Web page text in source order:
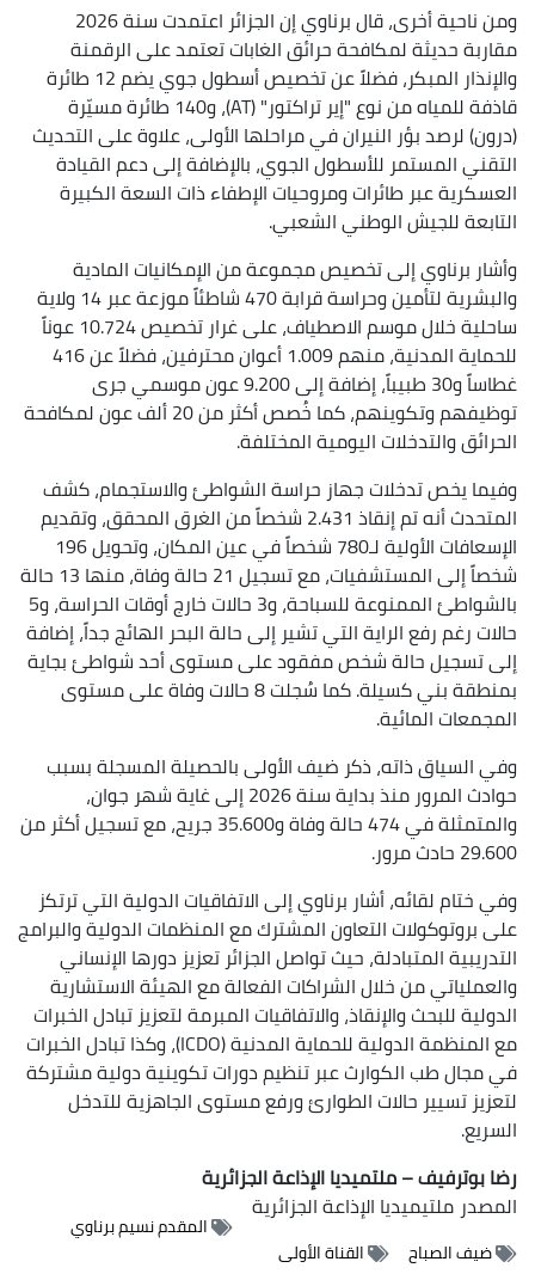
ومن ناحية أخرى، قال برناوي إن الجزائر اعتمدت سنة 2026
مقاربة حديثة لمكافحة حرائق الغابات تعتمد على الرقمنة
والإنذار المبكر، فضلاً عن تخصيص أسطول جوي يضم 12 طائرة
قاذفة للمياه من نوع "إير تراكتور" (AT)، و140 طائرة مسيّرة
(درون) لرصد بؤر النيران في مراحلها الأولى، علاوة على التحديث
التقني المستمر للأسطول الجوي، بالإضافة إلى دعم القيادة
العسكرية عبر طائرات ومروحيات الإطفاء ذات السعة الكبيرة
التابعة للجيش الوطني الشعبي.
وأشار برناوي إلى تخصيص مجموعة من الإمكانيات المادية
والبشرية لتأمين وحراسة قرابة 470 شاطئاً موزعة عبر 14 ولاية
ساحلية خلال موسم الاصطياف، على غرار تخصيص 10.724 عوناً
للحماية المدنية، منهم 1.009 أعوان محترفين، فضلاً عن 416
غطاساً و30 طبيباً، إضافة إلى 9.200 عون موسمي جرى
توظيفهم وتكوينهم، كما خُصص أكثر من 20 ألف عون لمكافحة
الحرائق والتدخلات اليومية المختلفة.
وفيما يخص تدخلات جهاز حراسة الشواطئ والاستجمام، كشف
المتحدث أنه تم إنقاذ 2.431 شخصاً من الغرق المحقق، وتقديم
الإسعافات الأولية لـ780 شخصاً في عين المكان، وتحويل 196
شخصاً إلى المستشفيات، مع تسجيل 21 حالة وفاة، منها 13 حالة
بالشواطئ الممنوعة للسباحة، و3 حالات خارج أوقات الحراسة، و5
حالات رغم رفع الراية التي تشير إلى حالة البحر الهائج جداً، إضافة
إلى تسجيل حالة شخص مفقود على مستوى أحد شواطئ بجاية
بمنطقة بني كسيلة. كما سُجلت 8 حالات وفاة على مستوى
المجمعات المائية.
وفي السياق ذاته، ذكر ضيف الأولى بالحصيلة المسجلة بسبب
حوادث المرور منذ بداية سنة 2026 إلى غاية شهر جوان،
والمتمثلة في 474 حالة وفاة و35.600 جريح، مع تسجيل أكثر من
29.600 حادث مرور.
وفي ختام لقائه، أشار برناوي إلى الاتفاقيات الدولية التي ترتكز
على بروتوكولات التعاون المشترك مع المنظمات الدولية والبرامج
التدريبية المتبادلة، حيث تواصل الجزائر تعزيز دورها الإنساني
والعملياتي من خلال الشراكات الفعالة مع الهيئة الاستشارية
الدولية للبحث والإنقاذ، والاتفاقيات المبرمة لتعزيز تبادل الخبرات
مع المنظمة الدولية للحماية المدنية (ICDO)، وكذا تبادل الخبرات
في مجال طب الكوارث عبر تنظيم دورات تكوينية دولية مشتركة
لتعزيز تسيير حالات الطوارئ ورفع مستوى الجاهزية للتدخل
السريع.
رضا بوترفيف – ملتميديا الإذاعة الجزائرية
المصدرملتيميديا الإذاعة الجزائرية
المقدم نسيم برناوي
ضيف الصباح
القناة الأولى